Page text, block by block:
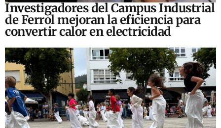
Investigadores del Campus Industrial
de Ferrol mejoran la eficiencia para
convertir calor en electricidad